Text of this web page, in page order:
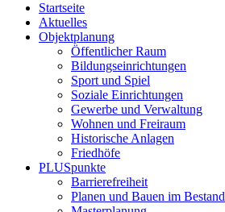
Startseite
Aktuelles
Objektplanung
Öffentlicher Raum
Bildungseinrichtungen
Sport und Spiel
Soziale Einrichtungen
Gewerbe und Verwaltung
Wohnen und Freiraum
Historische Anlagen
Friedhöfe
PLUSpunkte
Barrierefreiheit
Planen und Bauen im Bestand